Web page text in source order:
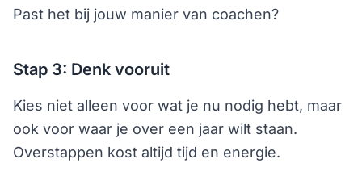
Past het bij jouw manier van coachen?
Stap 3: Denk vooruit
Kies niet alleen voor wat je nu nodig hebt, maar
ook voor waar je over een jaar wilt staan.
Overstappen kost altijd tijd en energie.